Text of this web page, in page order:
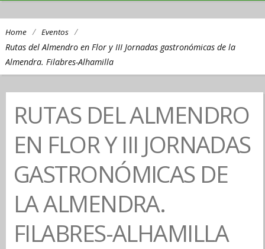
Home / Eventos /
Rutas del Almendro en Flor y III Jornadas gastronómicas de la
Almendra. Filabres-Alhamilla
RUTAS DEL ALMENDRO
EN FLOR Y III JORNADAS
GASTRONÓMICAS DE
LA ALMENDRA.
FILABRES-ALHAMILLA